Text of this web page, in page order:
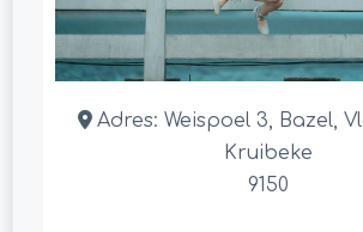
Adres: Weispoel 3, Bazel,
Kruibeke
9150